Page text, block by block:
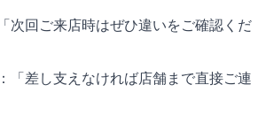
次回ご来店時はぜひ違いをご確認くだ
：「差し支えなければ店舗まで直接ご連